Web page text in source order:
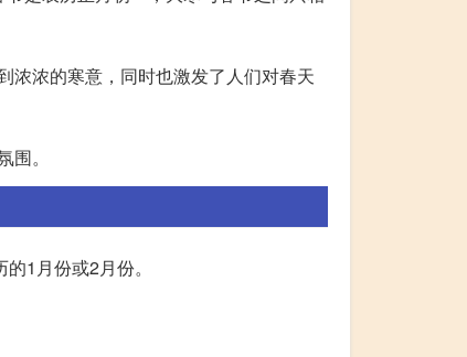
浓浓的寒意，同时也激发了人们对春天
。
1月份或2月份。